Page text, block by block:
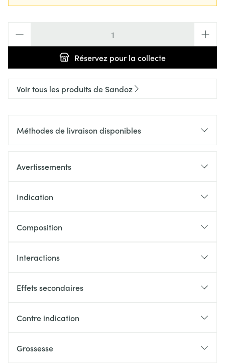
Réservez pour la collecte
Voir tous les produits de Sandoz
Méthodes de livraison disponibles
Avertissements
Indication
Composition
Interactions
Effets secondaires
Contre indication
Grossesse